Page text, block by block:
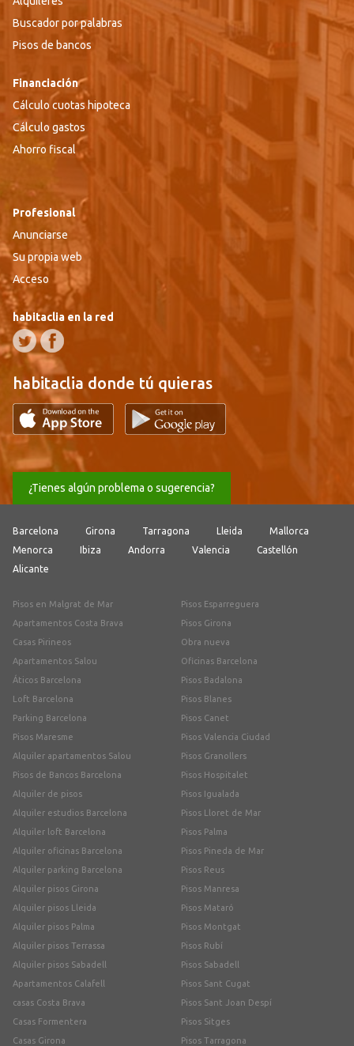
Buscador por palabras
Pisos de bancos
Financiación
Cálculo cuotas hipoteca
Cálculo gastos
Ahorro fiscal
Profesional
Anunciarse
Su propia web
Acceso
habitaclia en la red
habitaclia donde tú quieras
¿Tienes algún problema o sugerencia?
Barcelona Girona Tarragona Lleida
Mallorca
Menorca
Ibiza Andorra Valencia
Castellón
Alicante
Pisos en Malgrat de Mar
Apartamentos Costa Brava
Casas Pirineos
Apartamentos Salou
Áticos Barcelona
Loft Barcelona
Parking Barcelona
Pisos Maresme
Alquiler apartamentos Salou
Pisos de Bancos Barcelona
Alquiler de pisos
Alquiler estudios Barcelona
Alquiler loft Barcelona
Alquiler oficinas Barcelona
Alquiler parking Barcelona
Alquiler pisos Girona
Alquiler pisos Lleida
Alquiler pisos Palma
Alquiler pisos Terrassa
Alquiler pisos Sabadell
Apartamentos Calafell
casas Costa Brava
Casas Formentera
Casas Girona
Pisos Esparreguera
Pisos Girona
Obra nueva
Oficinas Barcelona
Pisos Badalona
Pisos Blanes
Pisos Canet
Pisos Valencia Ciudad
Pisos Granollers
Pisos Hospitalet
Pisos Igualada
Pisos Lloret de Mar
Pisos Palma
Pisos Pineda de Mar
Pisos Reus
Pisos Manresa
Pisos Mataró
Pisos Montgat
Pisos Rubí
Pisos Sabadell
Pisos Sant Cugat
Pisos Sant Joan Despí
Pisos Sitges
Pisos Tarragona